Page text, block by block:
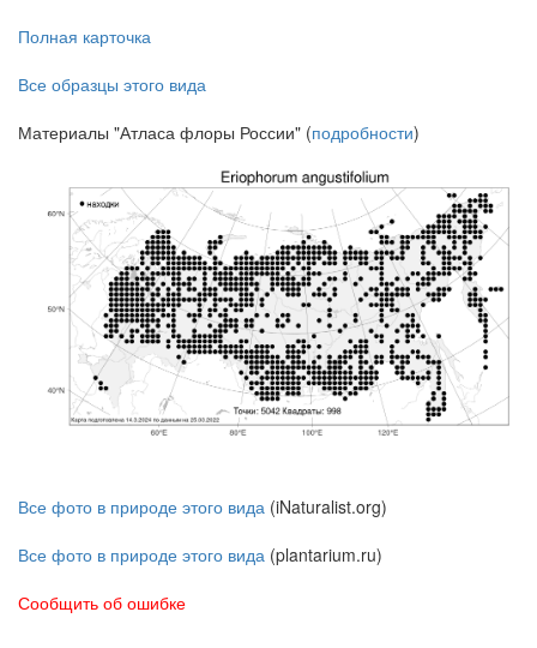
Полная карточка
Все образцы этого вида
Материалы "Атласа флоры России" (подробности)
Все фото в природе этого вида (iNaturalist.org)
Все фото в природе этого вида (plantarium.ru)
Сообщить об ошибке